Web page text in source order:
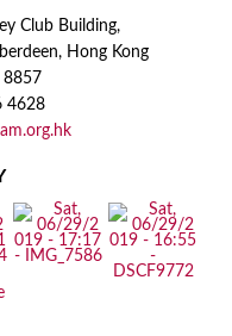
Club Building,
Hong Kong
8857
4628